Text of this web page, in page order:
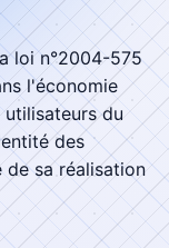
loi n°2004-575
l'économie
utilisateurs du
des
sa réalisation